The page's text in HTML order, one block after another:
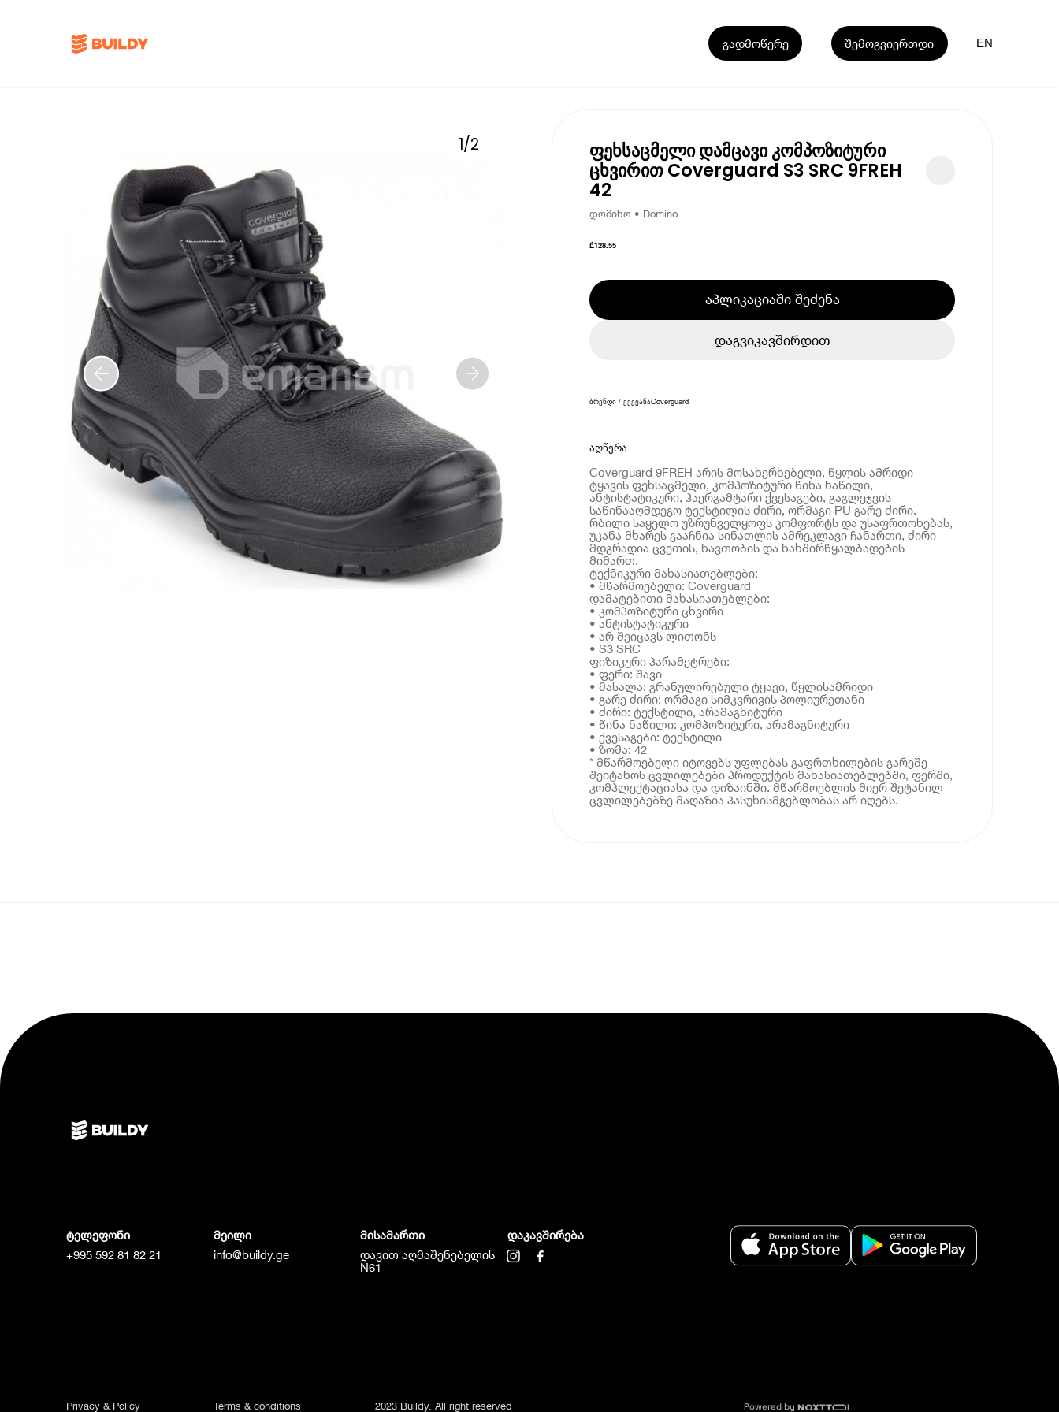
გადმოწერე შემოგვიერთდი EN
1/2 ფეხსაცმელი დამცავი კომპოზიტური
ცხვირით Coverguard S3 SRC 9FREH
42
დომინო • Domino
₾128.55
აპლიკაციაში შეძენა
დაგვიკავშირდით
ბრენდი / ქვეყანაCoverguard
აღწერა
Coverguard 9FREH არის მოსახერხებელი, წყლის ამრიდი
ტყავის ფეხსაცმელი, კომპოზიტური წინა ნაწილი,
ანტისტატიკური, ჰაერგამტარი ქვესაგები, გაგლეჯვის
საწინააღმდეგო ტექსტილის ძირი, ორმაგი PU გარე ძირი.
რბილი საყელო უზრუნველყოფს კომფორტს და უსაფრთოხებას,
უკანა მხარეს გააჩნია სინათლის ამრეკლავი ჩანართი, ძირი
მდგრადია ცვეთის, ნავთობის და ნახშირწყალბადების
მიმართ.
ტექნიკური მახასიათებლები:
• მწარმოებელი: Coverguard
დამატებითი მახასიათებლები:
• კომპოზიტური ცხვირი
• ანტისტატიკური
• არ შეიცავს ლითონს
• S3 SRC
ფიზიკური პარამეტრები:
• ფერი: შავი
• მასალა: გრანულირებული ტყავი, წყლისამრიდი
• გარე ძირი: ორმაგი სიმკვრივის პოლიურეთანი
• ძირი: ტექსტილი, არამაგნიტური
• წინა ნაწილი: კომპოზიტური, არამაგნიტური
• ქვესაგები: ტექსტილი
• ზომა: 42
* მწარმოებელი იტოვებს უფლებას გაფრთხილების გარეშე
შეიტანოს ცვლილებები პროდუქტის მახასიათებლებში, ფერში,
კომპლექტაციასა და დიზაინში. მწარმოებლის მიერ შეტანილ
ცვლილებებზე მაღაზია პასუხისმგებლობას არ იღებს.
ტელეფონი
+995 592 81 82 21
მეილი
info@buildy.ge
მისამართი
დავით აღმაშენებელის
N61
დაკავშირება
Privacy & Policy Terms & conditions 2023 Buildy. All right reserved Powered by